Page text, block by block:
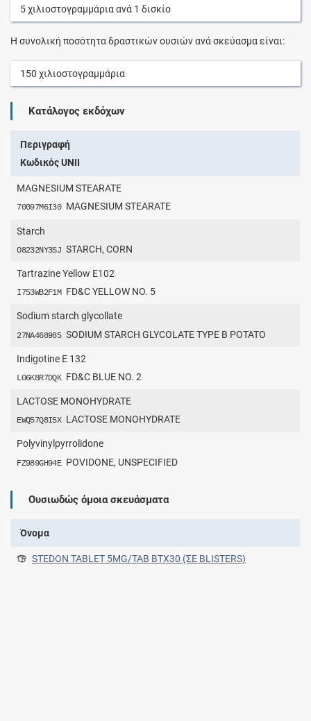
5χιλιοστογραμμάριαανά 1 δισκίο
Η συνολική ποσότητα δραστικών ουσιών ανά σκεύασμα είναι:
150 χιλιοστογραμμάρια
Κατάλογος εκδόχων
Περιγραφή
Κωδικός UNII
MAGNESIUM STEARATE
70097M6I30 MAGNESIUM STEARATE
Starch
O8232NY3SJ STARCH, CORN
Tartrazine Yellow E102
I753WB2F1M FD&C YELLOW NO. 5
Sodium starch glycollate
27NA468985 SODIUM STARCH GLYCOLATE TYPE B POTATO
Indigotine E 132
L06K8R7DQK FD&C BLUE NO. 2
LACTOSE MONOHYDRATE
EWQ57Q8I5X LACTOSE MONOHYDRATE
Polyvinylpyrrolidone
FZ989GH94E POVIDONE, UNSPECIFIED
Ουσιωδώς όμοια σκευάσματα
Όνομα
STEDON TABLET 5MG/TAB BTX30 (ΣΕ BLISTERS)